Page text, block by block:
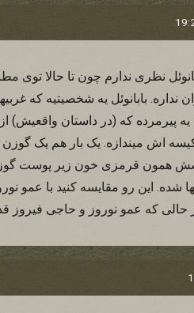
نظری ندارم چون تا حالا توی
نداره. بابانوئل یه شخصیتیه که
یه پیرمرده که (در داستان
اش میندازه. یک بار هم یک
همون قرمزی خون زیر پوست
این رو مقایسه کنید با عمو
که عمو نوروز و حاجی فیروز